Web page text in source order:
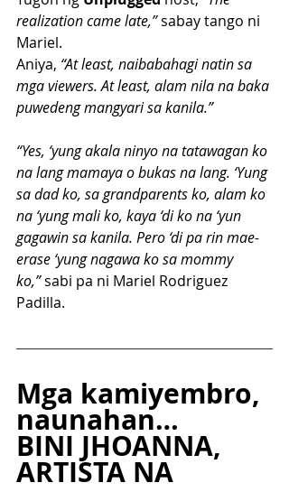
realization came late,” sabay tango ni
Mariel.
Aniya, “At least, naibabahagi natin sa
mga viewers. At least, alam nila na baka
puwedeng mangyari sa kanila.”
“Yes, ‘yung akala ninyo na tatawagan ko
na lang mamaya o bukas na lang. ‘Yung
sa dad ko, sa grandparents ko, alam ko
na ‘yung mali ko, kaya ‘di ko na ‘yun
gagawin sa kanila. Pero ‘di pa rin mae-
erase ‘yung nagawa ko sa mommy
ko,” sabi pa ni Mariel Rodriguez
Padilla.
Mga kamiyembro,
naunahan…
BINI JHOANNA,
ARTISTA NA